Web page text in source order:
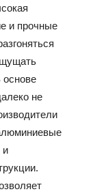
и прочные
не
и